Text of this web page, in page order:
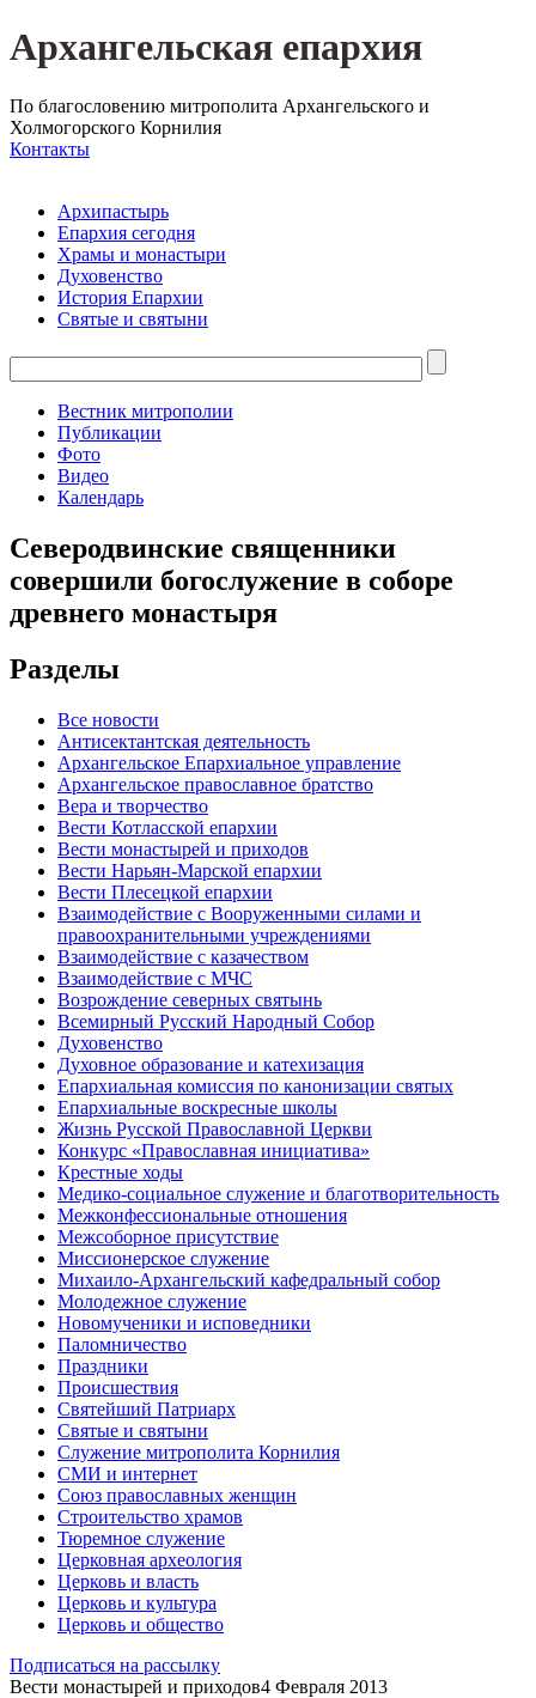
Архангельская епархия
По благословению митрополита Архангельского и
Холмогорского Корнилия
Контакты
Архипастырь
Епархия сегодня
Храмы и монастыри
Духовенство
История Епархии
Святые и святыни
Вестник митрополии
Публикации
Фото
Видео
Календарь
Северодвинские священники
совершили богослужение в соборе
древнего монастыря
Разделы
Все новости
Антисектантская деятельность
Архангельское Епархиальное управление
Архангельское православное братство
Вера и творчество
Вести Котласской епархии
Вести монастырей и приходов
Вести Нарьян-Марской епархии
Вести Плесецкой епархии
Взаимодействие с Вооруженными силами и
правоохранительными учреждениями
Взаимодействие с казачеством
Взаимодействие с МЧС
Возрождение северных святынь
Всемирный Русский Народный Собор
Духовенство
Духовное образование и катехизация
Епархиальная комиссия по канонизации святых
Епархиальные воскресные школы
Жизнь Русской Православной Церкви
Конкурс «Православная инициатива»
Крестные ходы
Медико-социальное служение и благотворительность
Межконфессиональные отношения
Межсоборное присутствие
Миссионерское служение
Михаило-Архангельский кафедральный собор
Молодежное служение
Новомученики и исповедники
Паломничество
Праздники
Происшествия
Святейший Патриарх
Святые и святыни
Служение митрополита Корнилия
СМИ и интернет
Союз православных женщин
Строительство храмов
Тюремное служение
Церковная археология
Церковь и власть
Церковь и культура
Церковь и общество
Подписаться на рассылку
Вести монастырей и приходов4 Февраля 2013